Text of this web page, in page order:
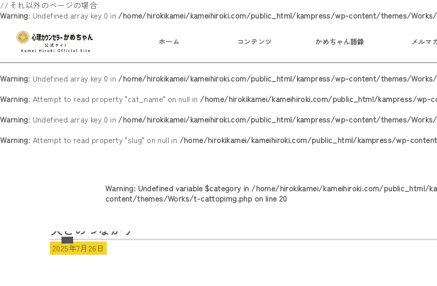
//それ以外のページの場合
Warning: Undefined array key 0 in /home/hirokikamei/kameihiroki.com/public_html/kampress/wp-content/themes/
ホーム コンテンツ かめちゃん語録 メルマ
Warning: Undefined array key 0 in /home/hirokikamei/kameihiroki.com/public_html/kampress/wp-content/themes/
Warning: Attempt to read property "cat_name" on null in /home/hirokikamei/kameihiroki.com/public_html/kampress/
Warning: Undefined array key 0 in /home/hirokikamei/kameihiroki.com/public_html/kampress/wp-content/themes/
Warning: Attempt to read property "slug" on null in /home/hirokikamei/kameihiroki.com/public_html/kampress/wp-
Warning: Undefined variable $category in /home/hirokikamei/kameihiroki.com/public_html/
content/themes/Works/t-cattopimg.php on line 20
人とのつながり
2025年7月26日